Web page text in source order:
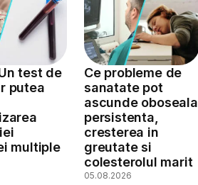
test de
putea
multiple
Ce probleme de
sanatate pot
ascunde oboseala
persistenta,
cresterea in
greutate si
colesterolul marit
05.08.2026